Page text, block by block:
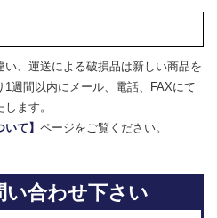
、運送による破損品は新しい商品を
週間以内にメール、電話、FAXにて
ます。
て】 ページをご覧ください。
い合わせ下さい